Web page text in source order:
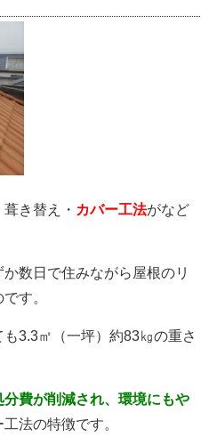
き替え・ カバー工法がなど
か数日で住みながら屋根のリ
す。
3.3㎡（一坪）約83㎏の重さ
費が削減され、環境にもや
法の特徴です。